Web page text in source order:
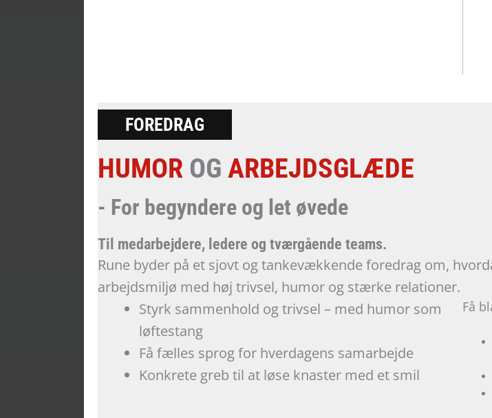
FOREDRAG
HUMOR OG ARBEJDSGLÆDE
- For begyndere og let øvede
Til medarbejdere, ledere og tværgående teams.
Rune byder på et sjovt og tankevækkende foredrag om,
arbejdsmiljø med høj trivsel, humor og stærke relationer.
Styrk sammenhold og trivsel – med humor som
løftestang
Få fælles sprog for hverdagens samarbejde
Konkrete greb til at løse knaster med et smil
Få